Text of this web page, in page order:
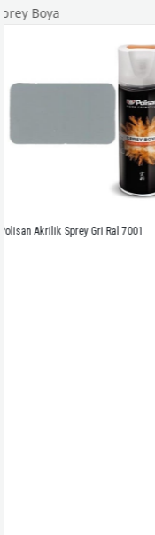
Sprey Gri Ral 7001